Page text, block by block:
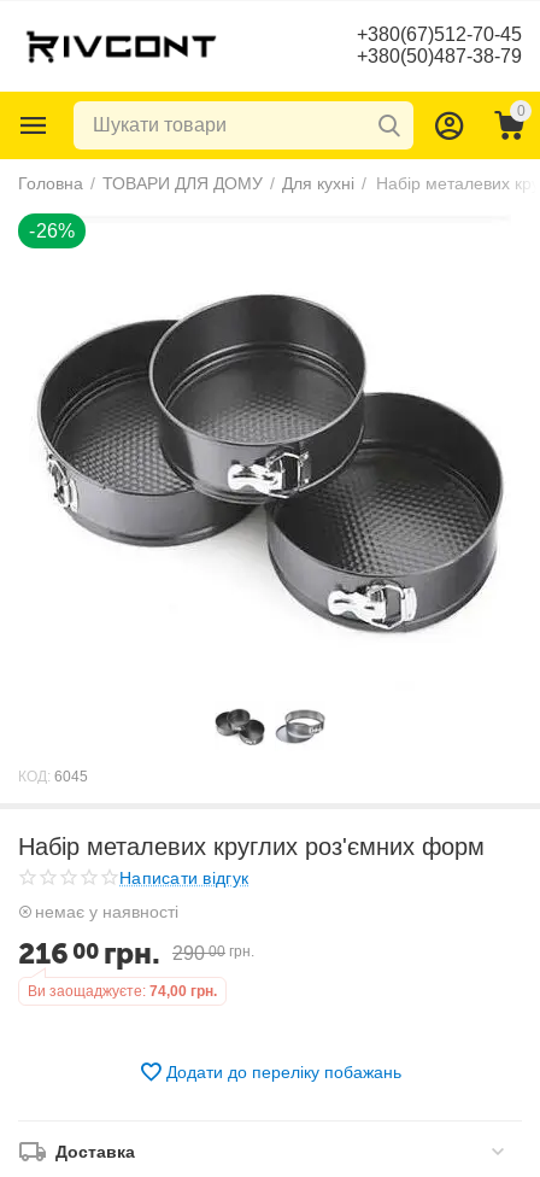
+380(67)512-70-45
+380(50)487-38-79
0
Головна / ТОВАРИ ДЛЯ ДОМУ / Для кухні / Набір металевих
КОД: 6045
Набір металевих круглих роз'ємних форм
Написати відгук
немає у наявності
216 00 грн. 290 00 грн.
Ви заощаджуєте: 74,00 грн.
Додати до переліку побажань
Доставка